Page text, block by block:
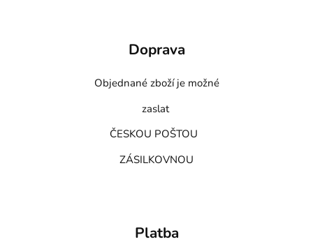
Doprava
Objednané zboží je možné
zaslat
ČESKOU POŠTOU
ZÁSILKOVNOU
Platba